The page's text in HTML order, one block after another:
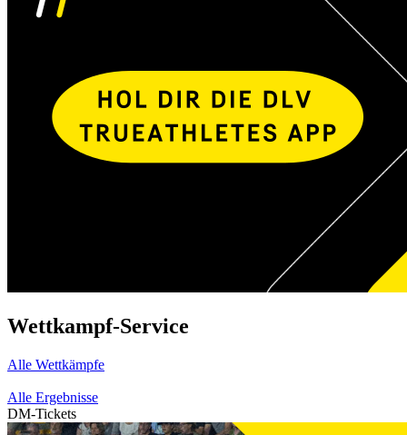
Wettkampf-Service
Alle Wettkämpfe
Alle Ergebnisse
DM-Tickets